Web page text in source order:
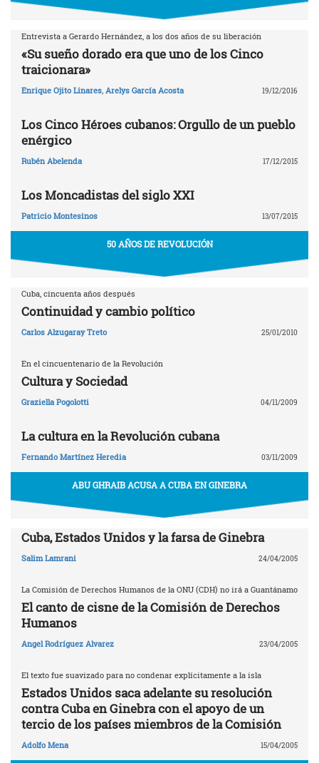
Entrevista a Gerardo Hernández, a los dos años de su liberación
«Su sueño dorado era que uno de los Cinco
traicionara»
Enrique Ojito Linares, Arelys García Acosta 19/12/2016
Los Cinco Héroes cubanos: Orgullo de un pueblo
enérgico
Rubén Abelenda 17/12/2015
Los Moncadistas del siglo XXI
Patricio Montesinos 13/07/2015
50 AÑOS DE REVOLUCIÓN
Cuba, cincuenta años después
Continuidad y cambio político
Carlos Alzugaray Treto 25/01/2010
En el cincuentenario de la Revolución
Cultura y Sociedad
Graziella Pogolotti 04/11/2009
La cultura en la Revolución cubana
Fernando Martínez Heredia 03/11/2009
ABU GHRAIB ACUSA A CUBA EN GINEBRA
Cuba, Estados Unidos y la farsa de Ginebra
Salim Lamrani 24/04/2005
La Comisión de Derechos Humanos de la ONU (CDH) no irá a Guantánamo
El canto de cisne de la Comisión de Derechos
Humanos
Angel Rodríguez Alvarez 23/04/2005
El texto fue suavizado para no condenar explícitamente a la isla
Estados Unidos saca adelante su resolución
contra Cuba en Ginebra con el apoyo de un
tercio de los países miembros de la Comisión
Adolfo Mena 15/04/2005